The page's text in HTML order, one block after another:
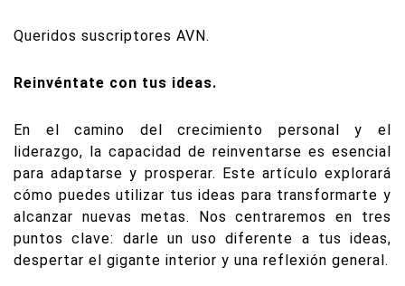
Queridos suscriptores AVN.
Reinvéntate con tus ideas.
En el camino del crecimiento personal y el
liderazgo, la capacidad de reinventarse es esencial
para adaptarse y prosperar. Este artículo explorará
cómo puedes utilizar tus ideas para transformarte y
alcanzar nuevas metas. Nos centraremos en tres
puntos clave: darle un uso diferente a tus ideas,
despertar el gigante interior y una reflexión general.